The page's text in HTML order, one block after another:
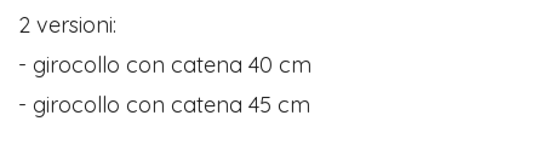
2 versioni:
- girocollo con catena 40 cm
- girocollo con catena 45 cm